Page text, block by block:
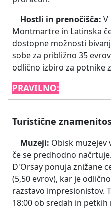
Hostli in prenočišča: V
Montmartre in Latinska
dostopne možnosti
sobe za približno 35
odlično izbiro za potnike
PRAVILNO:
Turistične
Muzeji: Obisk muzejev
če se predhodno
D'Orsay ponuja znižane
(5,50 evrov), kar je
razstavo impresionistov.
18:00 ob sredah in petkih